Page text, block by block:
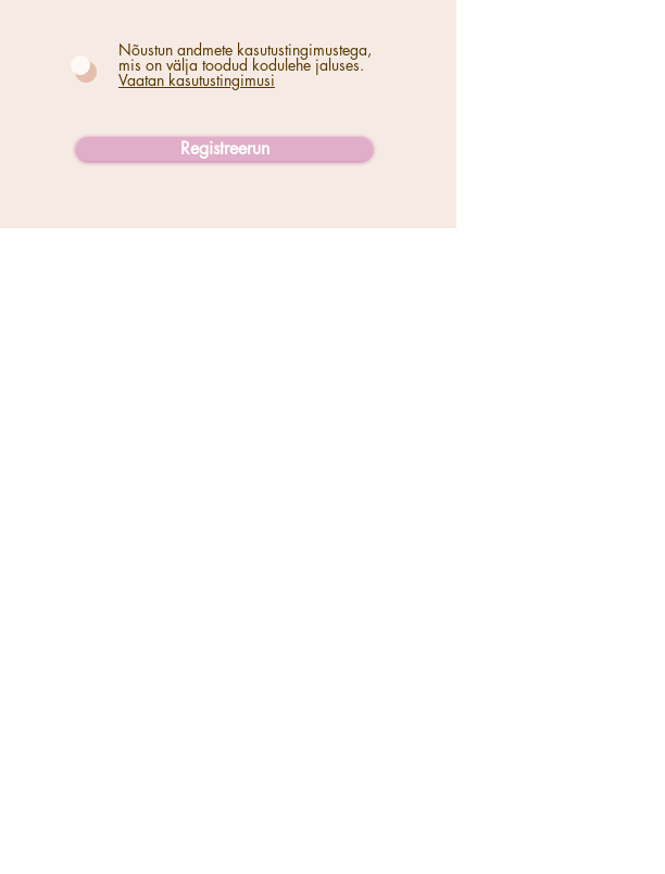
Nõustun andmete kasutustingimustega,
mis on välja toodud kodulehe jaluses.
Vaatan kasutustingimusi
Registreerun